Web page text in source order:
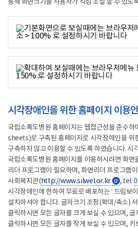
통해 화면크기를 사용자가 직접 조절 할 수 있도
시각장애인을 위한 홈페이지 이용
국립소록도병원 홈페이지는 웹접근성을 준수
sheets)로 구축된 홈페이지로 시각장애인을 위
구축하지 않고 이용할 수 있도록 하였습니다. 시
국립소록도병원 홈페이지를 이용하시려면 화면
리더 프로그램이 필요하며, 화면리더 프로그램
사회복지관( http://www.silwel.or.kr새
창
, tel:
시각장애인에 한하여 무료로 배포하는 ‘ 드림보
설치하셔야 합니다. 글자크기 조정(확대/축소)
클릭하시면 모든 글자를 크게 보실 수 있으며, 글
클릭하시면 모든 글자를 작게 보실 수 있으며, 키